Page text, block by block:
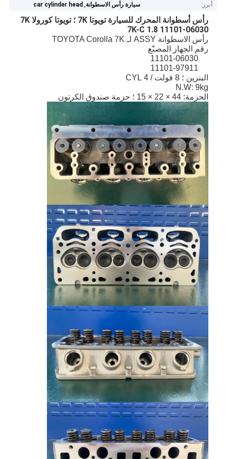
أبرز:
سيارة رأس الاسطوانة,
car cylinder head
رأس أسطوانة المحرك للسيارة تويوتا 7K ؛ تويوتا كورولا 7K
7K-C 1.8 11101-06030
رأس الاسطوانة ASSY لـ TOYOTA Corolla 7K
رقم الجهاز المصنّع
11101-06030
11101-97911
البنزين ؛ 8 فولت / 4 CYL
N.W: 9kg
الحزمة: 44 × 22 × 15 ؛ حزمة صندوق الكرتون